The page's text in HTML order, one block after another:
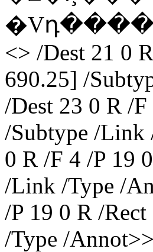
<> /Dest 21 0
690.25] /
/Dest 23 0 R /
/Subtype /Link
0 R /F 4 /P 19
/Link /Type /
/P 19 0 R /
/Type /